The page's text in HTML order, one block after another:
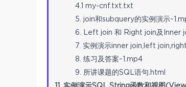
4.1 my-cnf.txt.txt
5. join和subquery的实例演示
6. Left join 和 Right join及Inner
7. 实例演示inner join,left
8. 练习及答案~1.mp4
9. 所讲课题的SQL语句.html